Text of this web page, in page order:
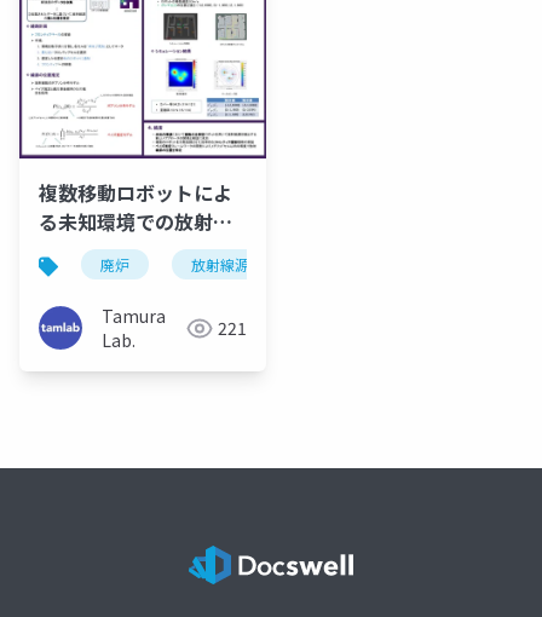
複数移動ロボットによ
る未知環境での放射線
源探査（SI2024）
廃炉 放射線源推定
Tamura
Lab.
221